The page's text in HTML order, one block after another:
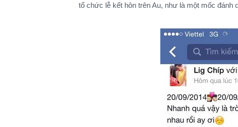
tổ chức lễ kết hôn trên Au, như là một mốc